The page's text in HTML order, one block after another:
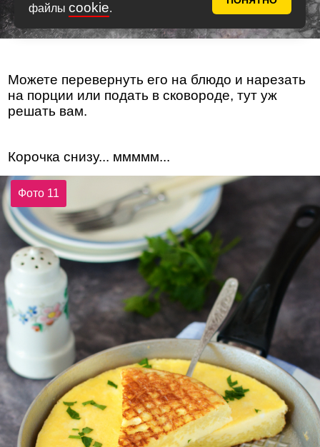
файлы cookie.
Можете перевернуть его на блюдо и нарезать
на порции или подать в сковороде, тут уж
решать вам.
Корочка снизу... ммммм...
Фото 11